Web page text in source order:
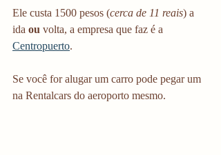
Ele custa 1500 pesos (cerca de 11 reais) a
ida ou volta, a empresa que faz é a
Centropuerto.
Se você for alugar um carro pode pegar um
na Rentalcars do aeroporto mesmo.